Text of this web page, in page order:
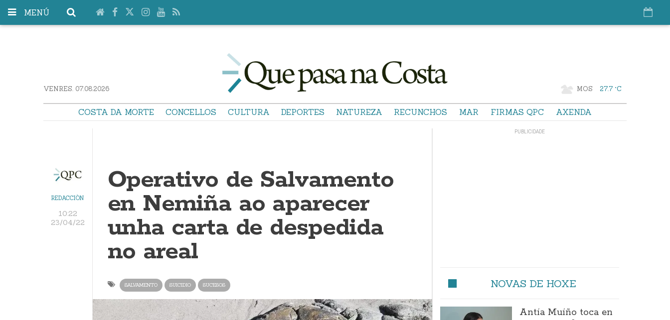
MENÚ
VENRES. 07.08.2026 MOS 27.7 °C
COSTA DA MORTE CONCELLOS CULTURA DEPORTES NATUREZA RECUNCHOS MAR FIRMAS QPC AXENDA
REDACCIÓN
10:22
23/04/22
Operativo de Salvamento
en Nemiña ao aparecer
unha carta de despedida
no areal
SALVAMENTO SUICIDIO SUCESOS NOVAS DE HOXE
Antía Muíño toca en